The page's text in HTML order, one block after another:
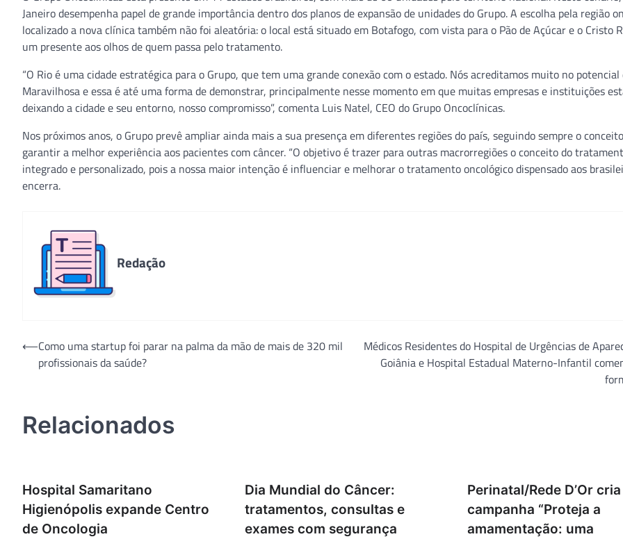
Janeiro desempenha papel de grande importância dentro dos planos de expansão de unidades do Grupo. A escolha pela região
localizado a nova clínica também não foi aleatória: o local está situado em Botafogo, com vista para o Pão de Açúcar e o Cristo
um presente aos olhos de quem passa pelo tratamento.
“O Rio é uma cidade estratégica para o Grupo, que tem uma grande conexão com o estado. Nós acreditamos muito no potencial
Maravilhosa e essa é até uma forma de demonstrar, principalmente nesse momento em que muitas empresas e instituições
deixando a cidade e seu entorno, nosso compromisso”, comenta Luis Natel, CEO do Grupo Oncoclínicas.
Nos próximos anos, o Grupo prevê ampliar ainda mais a sua presença em diferentes regiões do país, seguindo sempre o
garantir a melhor experiência aos pacientes com câncer. “O objetivo é trazer para outras macrorregiões o conceito do
integrado e personalizado, pois a nossa maior intenção é influenciar e melhorar o tratamento oncológico dispensado aos
encerra.
Redação
Navegação
⟵Como uma startup foi parar na palma da mão de mais de 320 mil
profissionais da saúde?
Médicos Residentes do Hospital de Urgências de
Goiânia e Hospital Estadual Materno-Infantil
Relacionados
Hospital Samaritano
Higienópolis expande Centro
de Oncologia
Dia Mundial do Câncer:
tratamentos, consultas e
exames com segurança
Perinatal/Rede D’Or cria
campanha “Proteja a
amamentação: uma